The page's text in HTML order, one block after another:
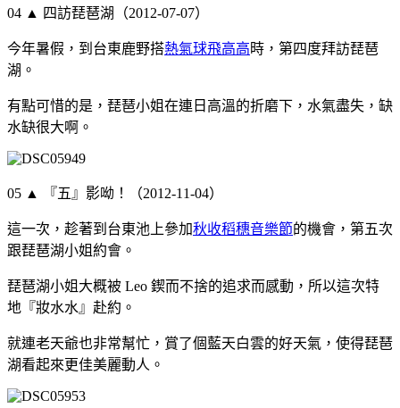
04 ▲ 四訪琵琶湖（2012-07-07）
今年暑假，到台東鹿野搭熱氣球飛高高時，第四度拜訪琵琶
湖。
有點可惜的是，琵琶小姐在連日高溫的折磨下，水氣盡失，缺
水缺很大啊。
05 ▲ 『五』影呦！（2012-11-04）
這一次，趁著到台東池上參加秋收稻穗音樂節的機會，第五次
跟琵琶湖小姐約會。
琵琶湖小姐大概被 Leo 鍥而不捨的追求而感動，所以這次特
地『妝水水』赴約。
就連老天爺也非常幫忙，賞了個藍天白雲的好天氣，使得琵琶
湖看起來更佳美麗動人。